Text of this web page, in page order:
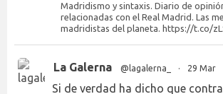
Madridismo y sintaxis. Diario de
relacionadas con el Real Madrid. Las
madridistas del planeta. https://t.co/
La Galerna @lagalerna_ · 29 Mar
Si de verdad ha dicho que